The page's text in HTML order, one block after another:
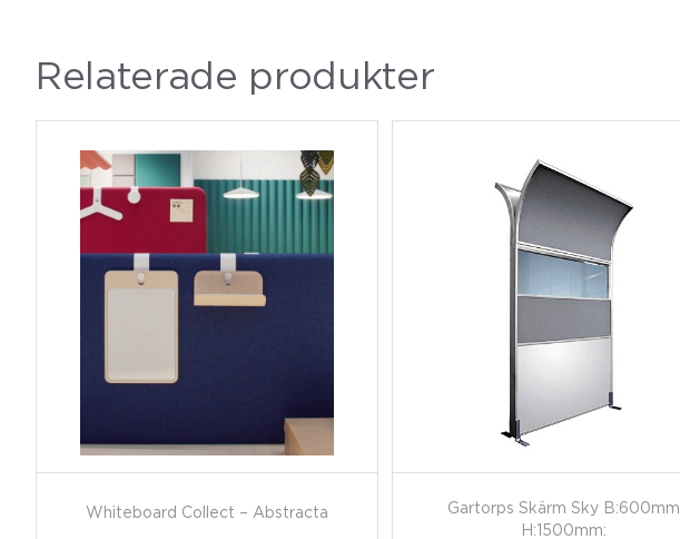
Relaterade produkter
Whiteboard Collect – Abstracta
Gartorps Skärm Sky B:600mm
H:1500mm: